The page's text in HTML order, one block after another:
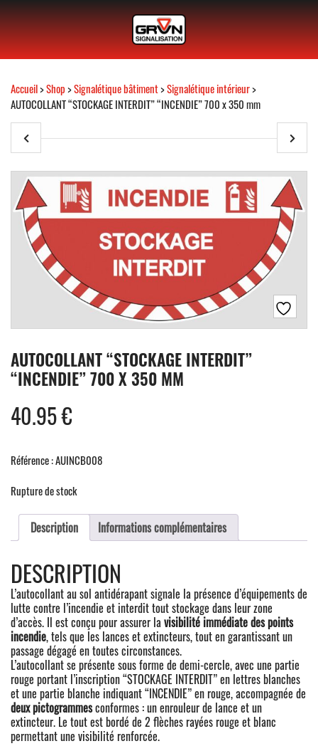
Accueil>Shop>Signalétique bâtiment>Signalétique intérieur>
AUTOCOLLANT “STOCKAGE INTERDIT” “INCENDIE” 700 x 350 mm
AUTOCOLLANT “STOCKAGE INTERDIT”
“INCENDIE” 700 X 350 MM
40.95€
Référence : AUINCB008
Rupture de stock
Description Informations complémentaires
DESCRIPTION
L’autocollant au sol antidérapant signale la présence d’équipements de
lutte contre l’incendie et interdit tout stockage dans leur zone
d’accès. Il est conçu pour assurer lavisibilité immédiate des points
incendie, tels que les lances et extincteurs, tout en garantissant un
passage dégagé en toutes circonstances.
L’autocollant se présente sous forme de demi-cercle, avec une partie
rouge portant l’inscription “STOCKAGE INTERDIT” en lettres blanches
et une partie blanche indiquant “INCENDIE” en rouge, accompagnée de
deux pictogrammesconformes : un enrouleur de lance et un
extincteur. Le tout est bordé de 2 flèches rayées rouge et blanc
permettant une visibilité renforcée.